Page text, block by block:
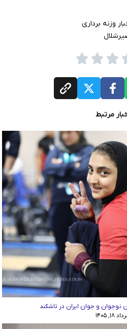
وزنه برداری
مرتبط
نوجوان و جوان ایران در تاشکند
۱۸, ۱۴۰۵